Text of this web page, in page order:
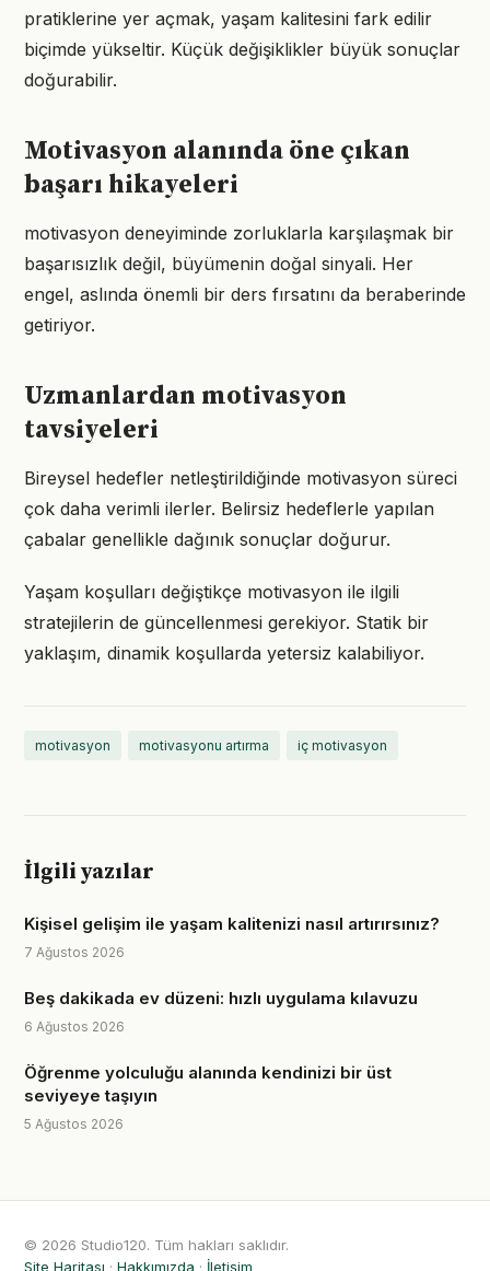
pratiklerine yer açmak, yaşam kalitesini fark edilir
biçimde yükseltir. Küçük değişiklikler büyük sonuçlar
doğurabilir.
Motivasyon alanında öne çıkan
başarı hikayeleri
motivasyon deneyiminde zorluklarla karşılaşmak bir
başarısızlık değil, büyümenin doğal sinyali. Her
engel, aslında önemli bir ders fırsatını da beraberinde
getiriyor.
Uzmanlardan motivasyon
tavsiyeleri
Bireysel hedefler netleştirildiğinde motivasyon süreci
çok daha verimli ilerler. Belirsiz hedeflerle yapılan
çabalar genellikle dağınık sonuçlar doğurur.
Yaşam koşulları değiştikçe motivasyon ile ilgili
stratejilerin de güncellenmesi gerekiyor. Statik bir
yaklaşım, dinamik koşullarda yetersiz kalabiliyor.
motivasyon motivasyonu artırma iç motivasyon
İlgili yazılar
Kişisel gelişim ile yaşam kalitenizi nasıl artırırsınız?
7 Ağustos 2026
Beş dakikada ev düzeni: hızlı uygulama kılavuzu
6 Ağustos 2026
Öğrenme yolculuğu alanında kendinizi bir üst
seviyeye taşıyın
5 Ağustos 2026
© 2026 Studio120. Tüm hakları saklıdır.
Site Haritası · Hakkımızda · İletişim